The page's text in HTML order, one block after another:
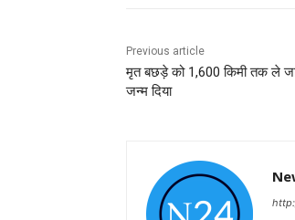
Previous article
मृत बछड़े को 1,600 किमी तक ले
जन्म दिया